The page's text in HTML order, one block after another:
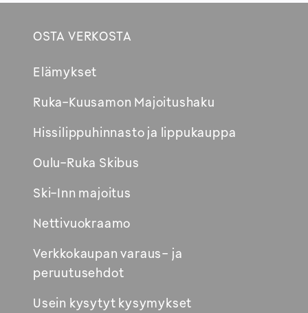
OSTA VERKOSTA
Elämykset
Ruka-Kuusamon Majoitushaku
ikkunaan
Hissilippuhinnasto ja lippukauppa
Oulu-Ruka Skibus
Ski-Inn majoitus
Nettivuokraamo
Verkkokaupan varaus- ja
peruutusehdot
Usein kysytyt kysymykset